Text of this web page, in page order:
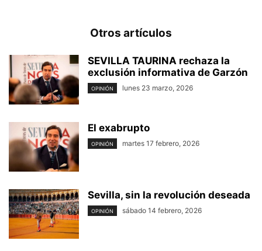
Otros artículos
SEVILLA TAURINA rechaza la
exclusión informativa de Garzón
OPINIÓN lunes 23 marzo, 2026
El exabrupto
OPINIÓN martes 17 febrero, 2026
Sevilla, sin la revolución deseada
OPINIÓN sábado 14 febrero, 2026